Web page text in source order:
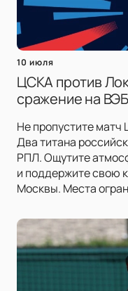
10 июля
ЦСКА против
сражение на
Не пропустите
Два титана
РПЛ. Ощутите
и поддержите свою
Москвы. Места